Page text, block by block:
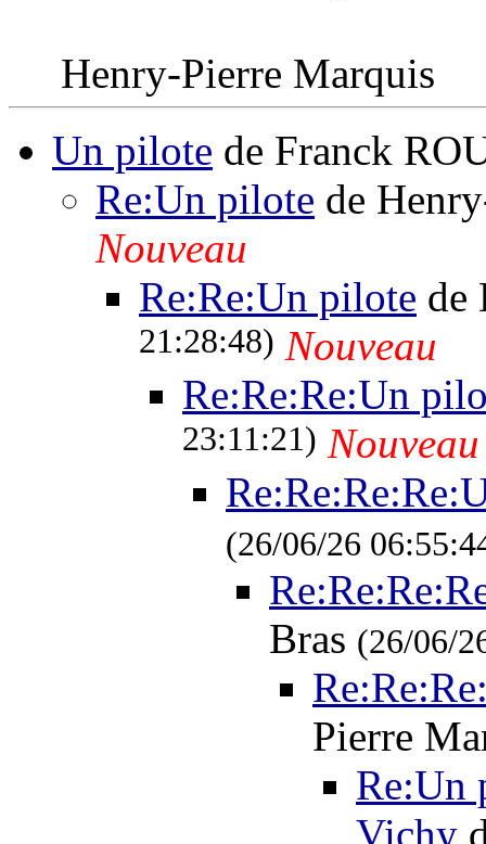
Henry-Pierre Marquis
Un pilote de Franck
Re:Un pilote de
Nouveau
Re:Re:Un pilote de
21:28:48) Nouveau
Re:Re:Re:Un
23:11:21) Nouveau
(26/06/26
Bras (26/06/
Pierre
Re:Un
Vichy